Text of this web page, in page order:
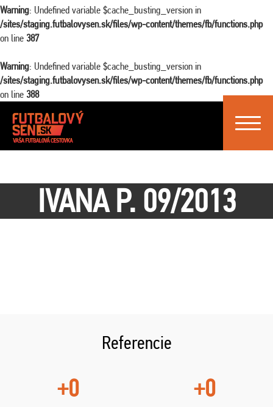
Warning: Undefined variable $cache_busting_version in
/sites/staging.futbalovysen.sk/files/wp-content/themes/fb/functions.php
on line 387
Warning: Undefined variable $cache_busting_version in
/sites/staging.futbalovysen.sk/files/wp-content/themes/fb/functions.php
on line 388
Toggle
IVANA P. 09/2013
Referencie
+0 +0